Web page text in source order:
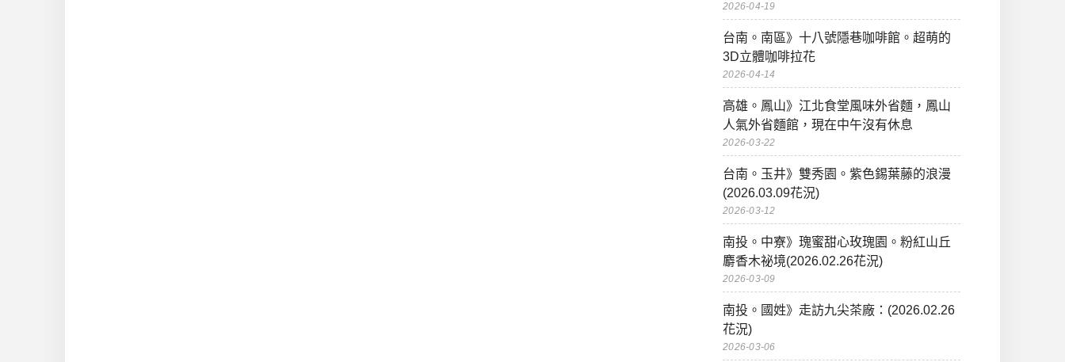
2026-04-19
台南。南區》十八號隱巷咖啡館。超萌的
3D立體咖啡拉花
2026-04-14
高雄。鳳山》江北食堂風味外省麵，鳳山
人氣外省麵館，現在中午沒有休息
2026-03-22
台南。玉井》雙秀園。紫色錫葉藤的浪漫
(2026.03.09花況)
2026-03-12
南投。中寮》瑰蜜甜心玫瑰園。粉紅山丘
麝香木祕境(2026.02.26花況)
2026-03-09
南投。國姓》走訪九尖茶廠：(2026.02.26
花況)
2026-03-06